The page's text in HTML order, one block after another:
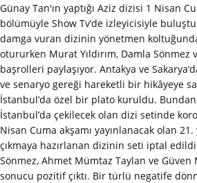
Günay Tan'ın yaptığı Aziz dizisi 1 Nisan
bölümüyle Show Tv’de izleyicisiyle
damga vuran dizinin yönetmen
otururken Murat Yıldırım, Damla Sönmez
başrolleri paylaşıyor. Antakya ve
ve senaryo gereği hareketli bir hikâyeye
İstanbul’da özel bir plato kuruldu.
İstanbul’da çekilecek olan dizi setinde
Nisan Cuma akşamı yayınlanacak olan
çıkmaya hazırlanan dizinin seti iptal
Sönmez, Ahmet Mümtaz Taylan ve Güven
sonucu pozitif çıktı. Bir türlü negatife